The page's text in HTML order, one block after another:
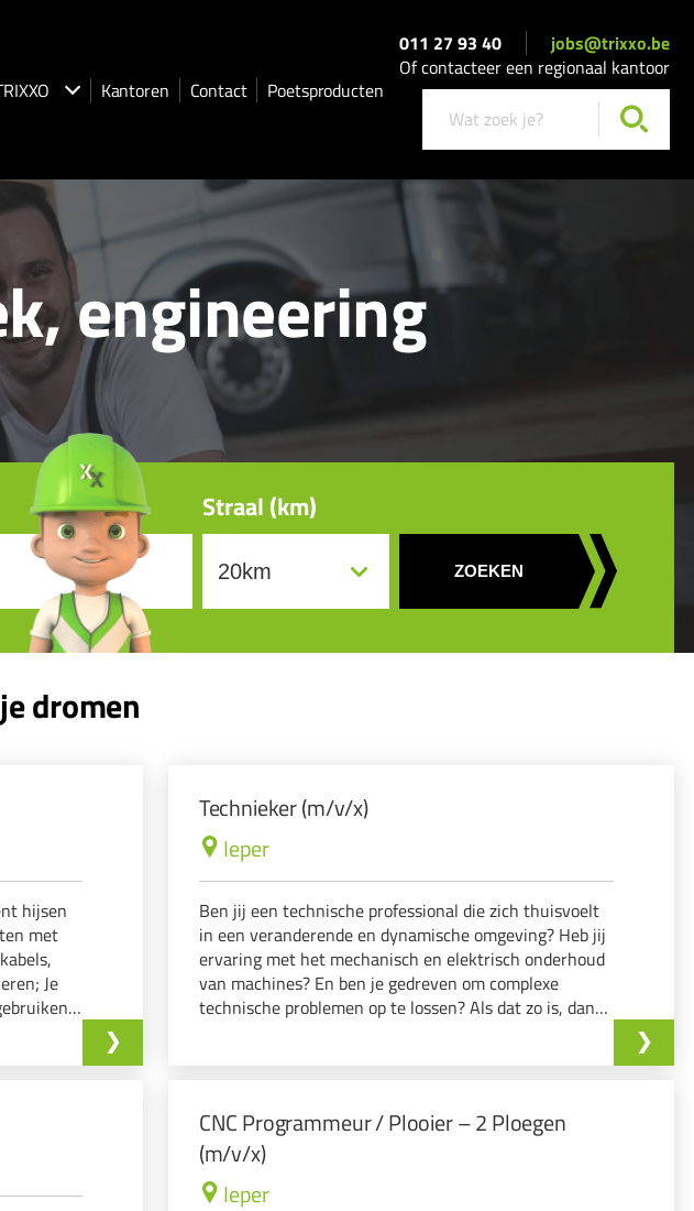
Kantoren Contact Poetsproducten
011 27 93 40
jobs@trixxo.be
Of contacteer een regionaal kantoor
engineering
Straal (km)
ZOEKEN
dromen
hijsen
met
Je
Technieker (m/v/x)
Ieper
Ben jij een technische professional die zich thuisvoelt
in een veranderende en dynamische omgeving? Heb jij
ervaring met het mechanisch en elektrisch onderhoud
van machines? En ben je gedreven om complexe
technische problemen op te lossen? Als dat zo is, dan
CNC Programmeur / Plooier – 2 Ploegen
(m/v/x)
Ieper